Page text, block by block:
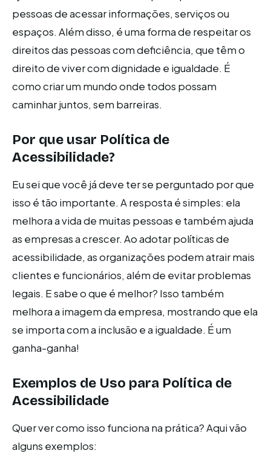
pessoas de acessar informações, serviços ou
espaços. Além disso, é uma forma de respeitar os
direitos das pessoas com deficiência, que têm o
direito de viver com dignidade e igualdade. É
como criar um mundo onde todos possam
caminhar juntos, sem barreiras.
Por que usar Política de
Acessibilidade?
Eu sei que você já deve ter se perguntado por que
isso é tão importante. A resposta é simples: ela
melhora a vida de muitas pessoas e também ajuda
as empresas a crescer. Ao adotar políticas de
acessibilidade, as organizações podem atrair mais
clientes e funcionários, além de evitar problemas
legais. E sabe o que é melhor? Isso também
melhora a imagem da empresa, mostrando que ela
se importa com a inclusão e a igualdade. É um
ganha-ganha!
Exemplos de Uso para Política de
Acessibilidade
Quer ver como isso funciona na prática? Aqui vão
alguns exemplos: